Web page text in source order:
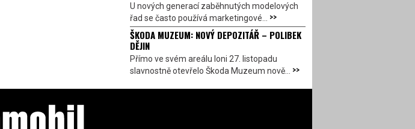
U nových generací zaběhnutých modelových
řad se často používá marketingové... >>
ŠKODA MUZEUM: NOVÝ DEPOZITÁŘ – POLIBEK
DĚJIN
Přímo ve svém areálu loni 27. listopadu
slavnostně otevřelo Škoda Muzeum nově... >>